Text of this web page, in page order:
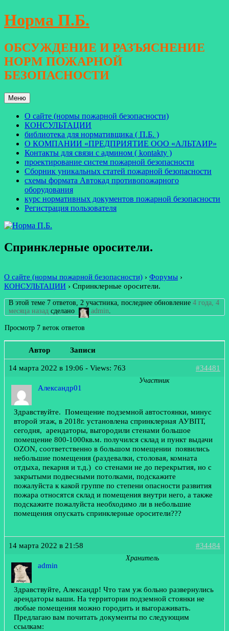
Перейти
к
Норма П.Б.
ОБСУЖДЕНИЕ И РАЗЪЯСНЕНИЕ
НОРМ ПОЖАРНОЙ
БЕЗОПАСНОСТИ
Меню
О сайте (нормы пожарной безопасности)
КОНСУЛЬТАЦИИ
библиотека для нормативщика ( П.Б. )
О КОМПАНИИ «ПРЕДПРИЯТИЕ ООО «АЛЬТАИР»
Контакты для связи с админом ( kontakty )
проектирование систем пожарной безопасности
Сборник уникальных статей пожарной безопасности
схемы формата Автокад противопожарного
оборудования
курс нормативных документов пожарной безопасности
Регистрация пользователя
Спринклерные оросители.
О сайте (нормы пожарной безопасности) › Форумы ›
КОНСУЛЬТАЦИИ › Спринклерные оросители.
В этой теме 7 ответов, 2 участника, последнее обновление4 года, 4
месяца назад сделано admin
Просмотр 7 веток ответов
Автор Записи
14 марта 2022 в 19:06 - Views: 763 #34481
Александр01
Участник
Здравствуйте. Помещение подземной автостоянки, минус
второй этаж, в 2018г. установлена спринклерная АУВПТ,
сегодня, арендаторы, выгородили стенами большое
помещение 800-1000кв.м. получился склад и пункт выдачи
OZON, соответственно в большом помещении появились
небольшие помещения (раздевалки, столовая, комната
отдыха, пекарня и т.д.) со стенами не до перекрытия, но с
закрытыми подвесными потолками, подскажите
пожалуйста к какой группе по степени опасности развития
пожара относятся склад и помещения внутри него, а также
подскажите пожалуйста необходимо ли в небольшие
помещения опускать спринклерные оросители???
14 марта 2022 в 21:58 #34484
admin
Хранитель
Здравствуйте, Александр! Что там уж больно развернулись
арендаторы ваши. На территории подземной стоянки не
любые помещения можно городить и выгораживать.
Предлагаю вам почитать документы по следующим
ссылкам: